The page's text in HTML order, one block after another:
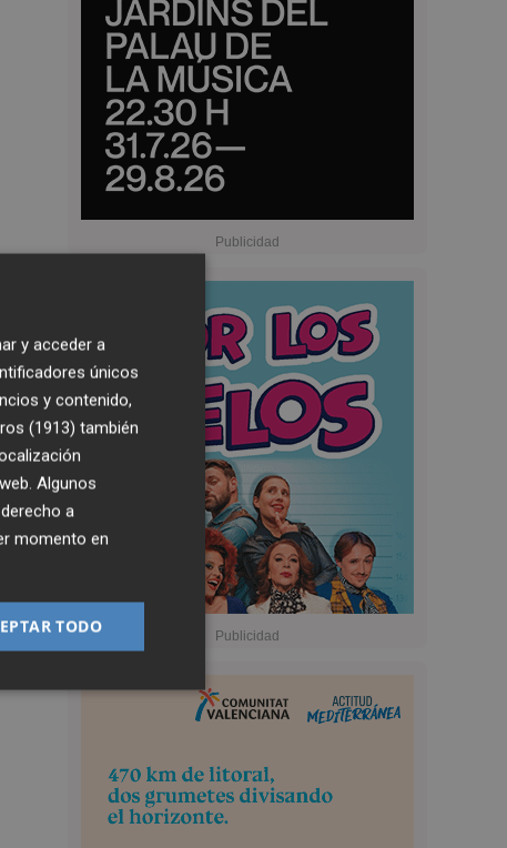
y acceder a
únicos
y contenido,
(1913) también
Algunos
a
momento en
TODO